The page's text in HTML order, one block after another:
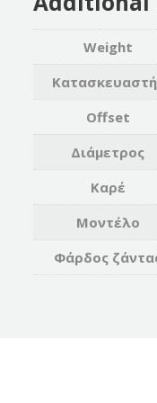
Weight
Offset
Διάμετρος
Καρέ
Μοντέλο
Φάρδος